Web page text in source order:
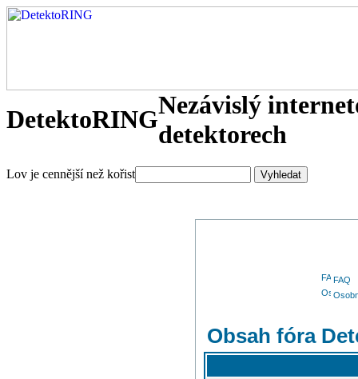
DetektoRINGNezávislý
detektorech
Lov je cennější než kořist
FAQ
Obsah fóra